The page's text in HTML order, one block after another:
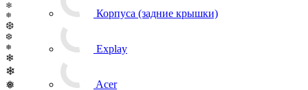
❄
❅
❆
❆
❅
❄
❄
❅
Корпуса (задние крышки)
Explay